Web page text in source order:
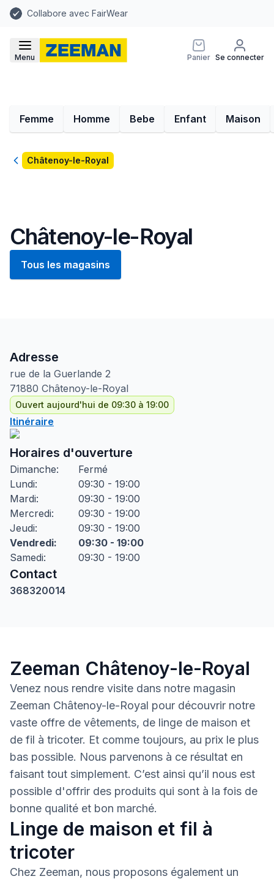
Collabore avec FairWear
Menu Panier Se connecter
Femme Homme Bebe Enfant Maison
RetourChâtenoy-le-Royal
Châtenoy-le-Royal
Tous les magasins
Adresse
rue de la Guerlande 2
71880 Châtenoy-le-Royal
Ouvert aujourd'hui de 09:30 à 19:00
Itinéraire
Horaires d'ouverture
Dimanche:
Fermé
Lundi:
09:30 - 19:00
Mardi:
09:30 - 19:00
Mercredi:
09:30 - 19:00
Jeudi:
09:30 - 19:00
Vendredi:
09:30 - 19:00
Samedi: 09:30 - 19:00
Contact
368320014
Zeeman Châtenoy-le-Royal
Venez nous rendre visite dans notre magasin
Zeeman Châtenoy-le-Royal pour découvrir notre
vaste offre de vêtements, de linge de maison et
de fil à tricoter. Et comme toujours, au prix le plus
bas possible. Nous parvenons à ce résultat en
faisant tout simplement. C’est ainsi qu’il nous est
possible d'offrir des produits qui sont à la fois de
bonne qualité et bon marché.
Linge de maison et fil à
tricoter
Chez Zeeman, nous proposons également un